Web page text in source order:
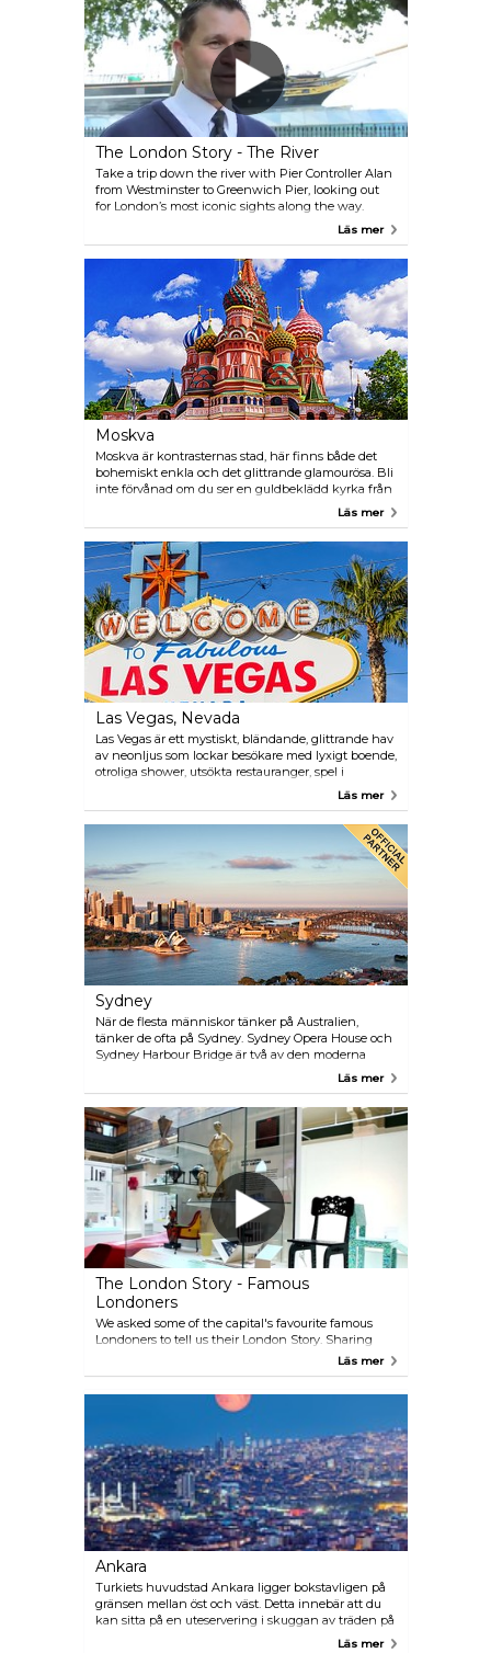
The London Story - The River
Take a trip down the river with Pier Controller Alan
from Westminster to Greenwich Pier, looking out
for London’s most iconic sights along the way.
Watch Alex's London Story as he proudly tells of his
Discover more London stories
www.visitlondon.com/story
Läs mer
Moskva
Moskva är kontrasternas stad, här finns både det
bohemiskt enkla och det glittrande glamourösa. Bli
inte förvånad om du ser en guldbeklädd kyrka från
1500-talet vägg i vägg med en ultramodern
"shampanskoye". Vad representerar denna anda
bättre än Moskvas tunnelbana? För några få rubel
kan du resa mellan stationer prydda av
kristallkronor och marmor.
Läs mer
Las Vegas, Nevada
Las Vegas är ett mystiskt, bländande, glittrande hav
av neonljus som lockar besökare med lyxigt boende,
otroliga shower, utsökta restauranger, spel i
världsklass och dekadens på en storslagen skala.
Egypten, spännande New York City och kanalerna i
Venedig - allt i en fantastisk semesterdestination.
Med miljontals människor som kommer till Las
Vegas varje år är det inte svårt att se varför det har
fått titeln Världens Underhållningshuvudstad.
Läs mer
Sydney
När de flesta människor tänker på Australien,
tänker de ofta på Sydney. Sydney Opera House och
Sydney Harbour Bridge är två av den moderna
världens mest kända ikoner. Sydney Opera House
en symbol för hela Sydney. Detta är dock bara en
sida av staden. Sydney har flera lager, precis som
den sandsten staden är byggd på. Besökaren kan
genom att upptäcka alla dessa lager få en djupare
förståelse för Sydney och stadens historia. Sydney
växte snabbt från en straffkoloni av flera hundra
personer år 1788, till att idag vara en modern stad
med över 4 miljoner människor.
Läs mer
The London Story - Famous
Londoners
We asked some of the capital's favourite famous
Londoners to tell us their London Story. Sharing
their passion and top tips for the city are Mayor of
London Boris Johnson, actress Joanna Lumley, chef
Twiggy and the Royal Ballet's Principal Dancers,
London stories www.visitlondon.com/story
Läs mer
Ankara
Turkiets huvudstad Ankara ligger bokstavligen på
gränsen mellan öst och väst. Detta innebär att du
kan sitta på en uteservering i skuggan av träden på
boulevarden samtidigt som du äter meze. DeLäs mer